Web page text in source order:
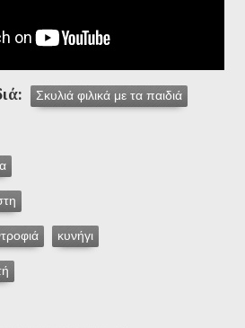
Σκυλιά φιλικά με τα παιδιά
κυνήγι